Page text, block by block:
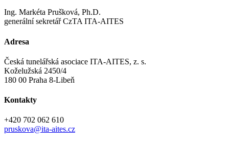
Ing. Markéta Prušková, Ph.D.
generální sekretář CzTA ITA-AITES
Adresa
Česká tunelářská asociace ITA-AITES, z. s.
Koželužská 2450/4
180 00 Praha 8-Libeň
Kontakty
+420 702 062 610
pruskova@ita-aites.cz